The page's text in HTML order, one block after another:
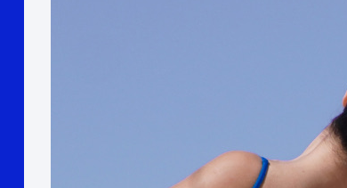
Berdintasuna, Giza Eskubideak eta